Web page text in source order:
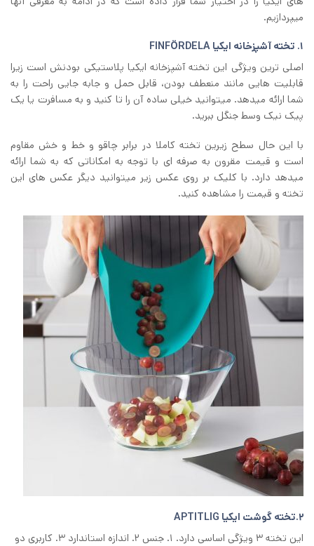
میپردازیم.
۱. تخته آشپزخانه ایکیا FINFÖRDELA
اصلی ترین ویژگی این تخته آشپزخانه ایکیا پلاستیکی بودنش است زیرا
قابلیت هایی مانند منعطف بودن، قابل حمل و جابه جایی راحت را به
شما ارائه میدهد. میتوانید خیلی ساده آن را تا کنید و به مسافرت یا یک
پیک نیک وسط جنگل ببرید.
با این حال سطح زیرین تخته کاملا در برابر چاقو و خط و خش مقاوم
است و قیمت مقرون به صرفه ای با توجه به امکاناتی که به شما ارائه
میدهد دارد. با کلیک بر روی عکس زیر میتوانید دیگر عکس های این
تخته و قیمت را مشاهده کنید.
۲.تخته گوشت ایکیا APTITLIG
این تخته ۳ ویژگی اساسی دارد. ۱. جنس ۲. اندازه استاندارد ۳. کاربری دو